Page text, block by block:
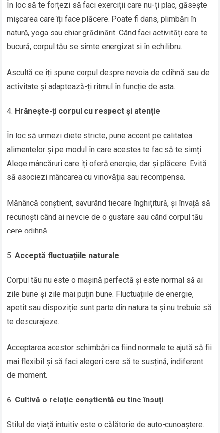
În loc să te forțezi să faci exerciții care nu-ți plac, găsește
mișcarea care îți face plăcere. Poate fi dans, plimbări în
natură, yoga sau chiar grădinărit. Când faci activități care te
bucură, corpul tău se simte energizat și în echilibru.
Ascultă ce îți spune corpul despre nevoia de odihnă sau de
activitate și adaptează-ți ritmul în funcție de asta.
Hrănește-ți corpul cu respect și atenție
În loc să urmezi diete stricte, pune accent pe calitatea
alimentelor și pe modul în care acestea te fac să te simți.
Alege mâncăruri care îți oferă energie, dar și plăcere. Evită
să asociezi mâncarea cu vinovăția sau recompensa.
Mănâncă conștient, savurând fiecare înghițitură, și învață să
recunoști când ai nevoie de o gustare sau când corpul tău
cere odihnă.
Acceptă fluctuațiile naturale
Corpul tău nu este o mașină perfectă și este normal să ai
zile bune și zile mai puțin bune. Fluctuațiile de energie,
apetit sau dispoziție sunt parte din natura ta și nu trebuie să
te descurajeze.
Acceptarea acestor schimbări ca fiind normale te ajută să fii
mai flexibil și să faci alegeri care să te susțină, indiferent
de moment.
Cultivă o relație conștientă cu tine însuți
Stilul de viață intuitiv este o călătorie de auto-cunoaștere.